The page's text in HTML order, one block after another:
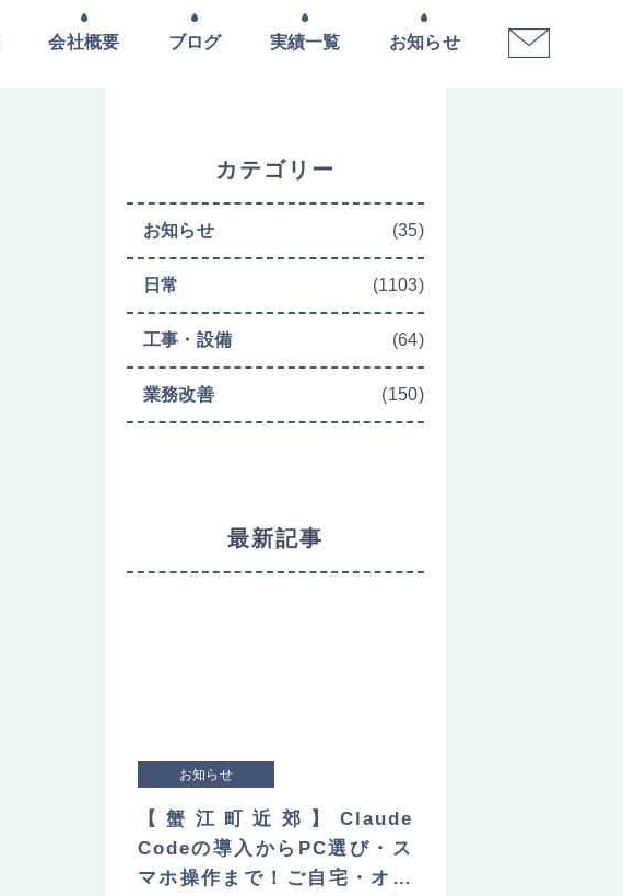
会社概要 ブログ 実績一覧 お知らせ
カテゴリー
お知らせ (35)
日常 (1103)
工事・設備 (64)
業務改善 (150)
最新記事
お知らせ
【蟹江町近郊】Claude
Codeの導入からPC選び・ス
マホ操作まで！ご自宅・オフ